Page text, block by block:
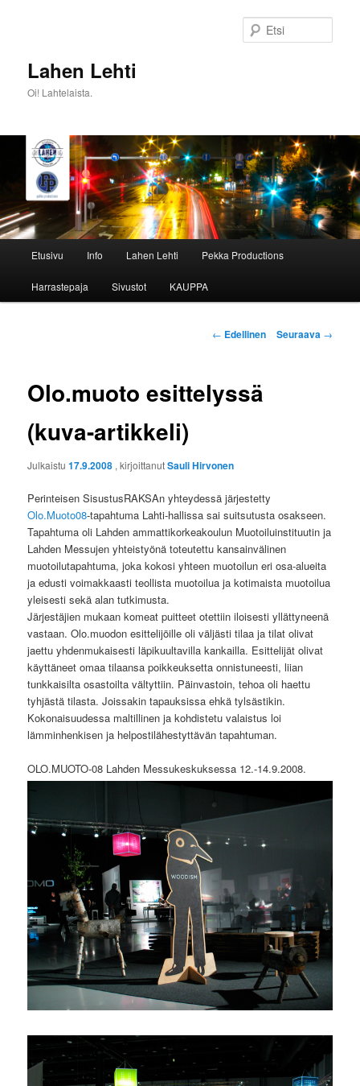
Lahen Lehti
Oi! Lahtelaista.
Etusivu Info Lahen Lehti Pekka Productions
Harrastepaja Sivustot KAUPPA
Artikkelien
← Edellinen Seuraava →
Olo.muoto esittelyssä
(kuva-artikkeli)
Julkaistu17.9.2008 , kirjoittanutSauli Hirvonen
Perinteisen SisustusRAKSAn yhteydessä järjestetty
Olo.Muoto08-tapahtuma Lahti-hallissa sai suitsutusta osakseen.
Tapahtuma oli Lahden ammattikorkeakoulun Muotoiluinstituutin ja
Lahden Messujen yhteistyönä toteutettu kansainvälinen
muotoilutapahtuma, joka kokosi yhteen muotoilun eri osa-alueita
ja edusti voimakkaasti teollista muotoilua ja kotimaista muotoilua
yleisesti sekä alan tutkimusta.
Järjestäjien mukaan komeat puitteet otettiin iloisesti yllättyneenä
vastaan. Olo.muodon esittelijöille oli väljästi tilaa ja tilat olivat
jaettu yhdenmukaisesti läpikuultavilla kankailla. Esittelijät olivat
käyttäneet omaa tilaansa poikkeuksetta onnistuneesti, liian
tunkkaisilta osastoilta vältyttiin. Päinvastoin, tehoa oli haettu
tyhjästä tilasta. Joissakin tapauksissa ehkä tylsästikin.
Kokonaisuudessa maltillinen ja kohdistetu valaistus loi
lämminhenkisen ja helpostilähestyttävän tapahtuman.
OLO.MUOTO-08 Lahden Messukeskuksessa 12.-14.9.2008.